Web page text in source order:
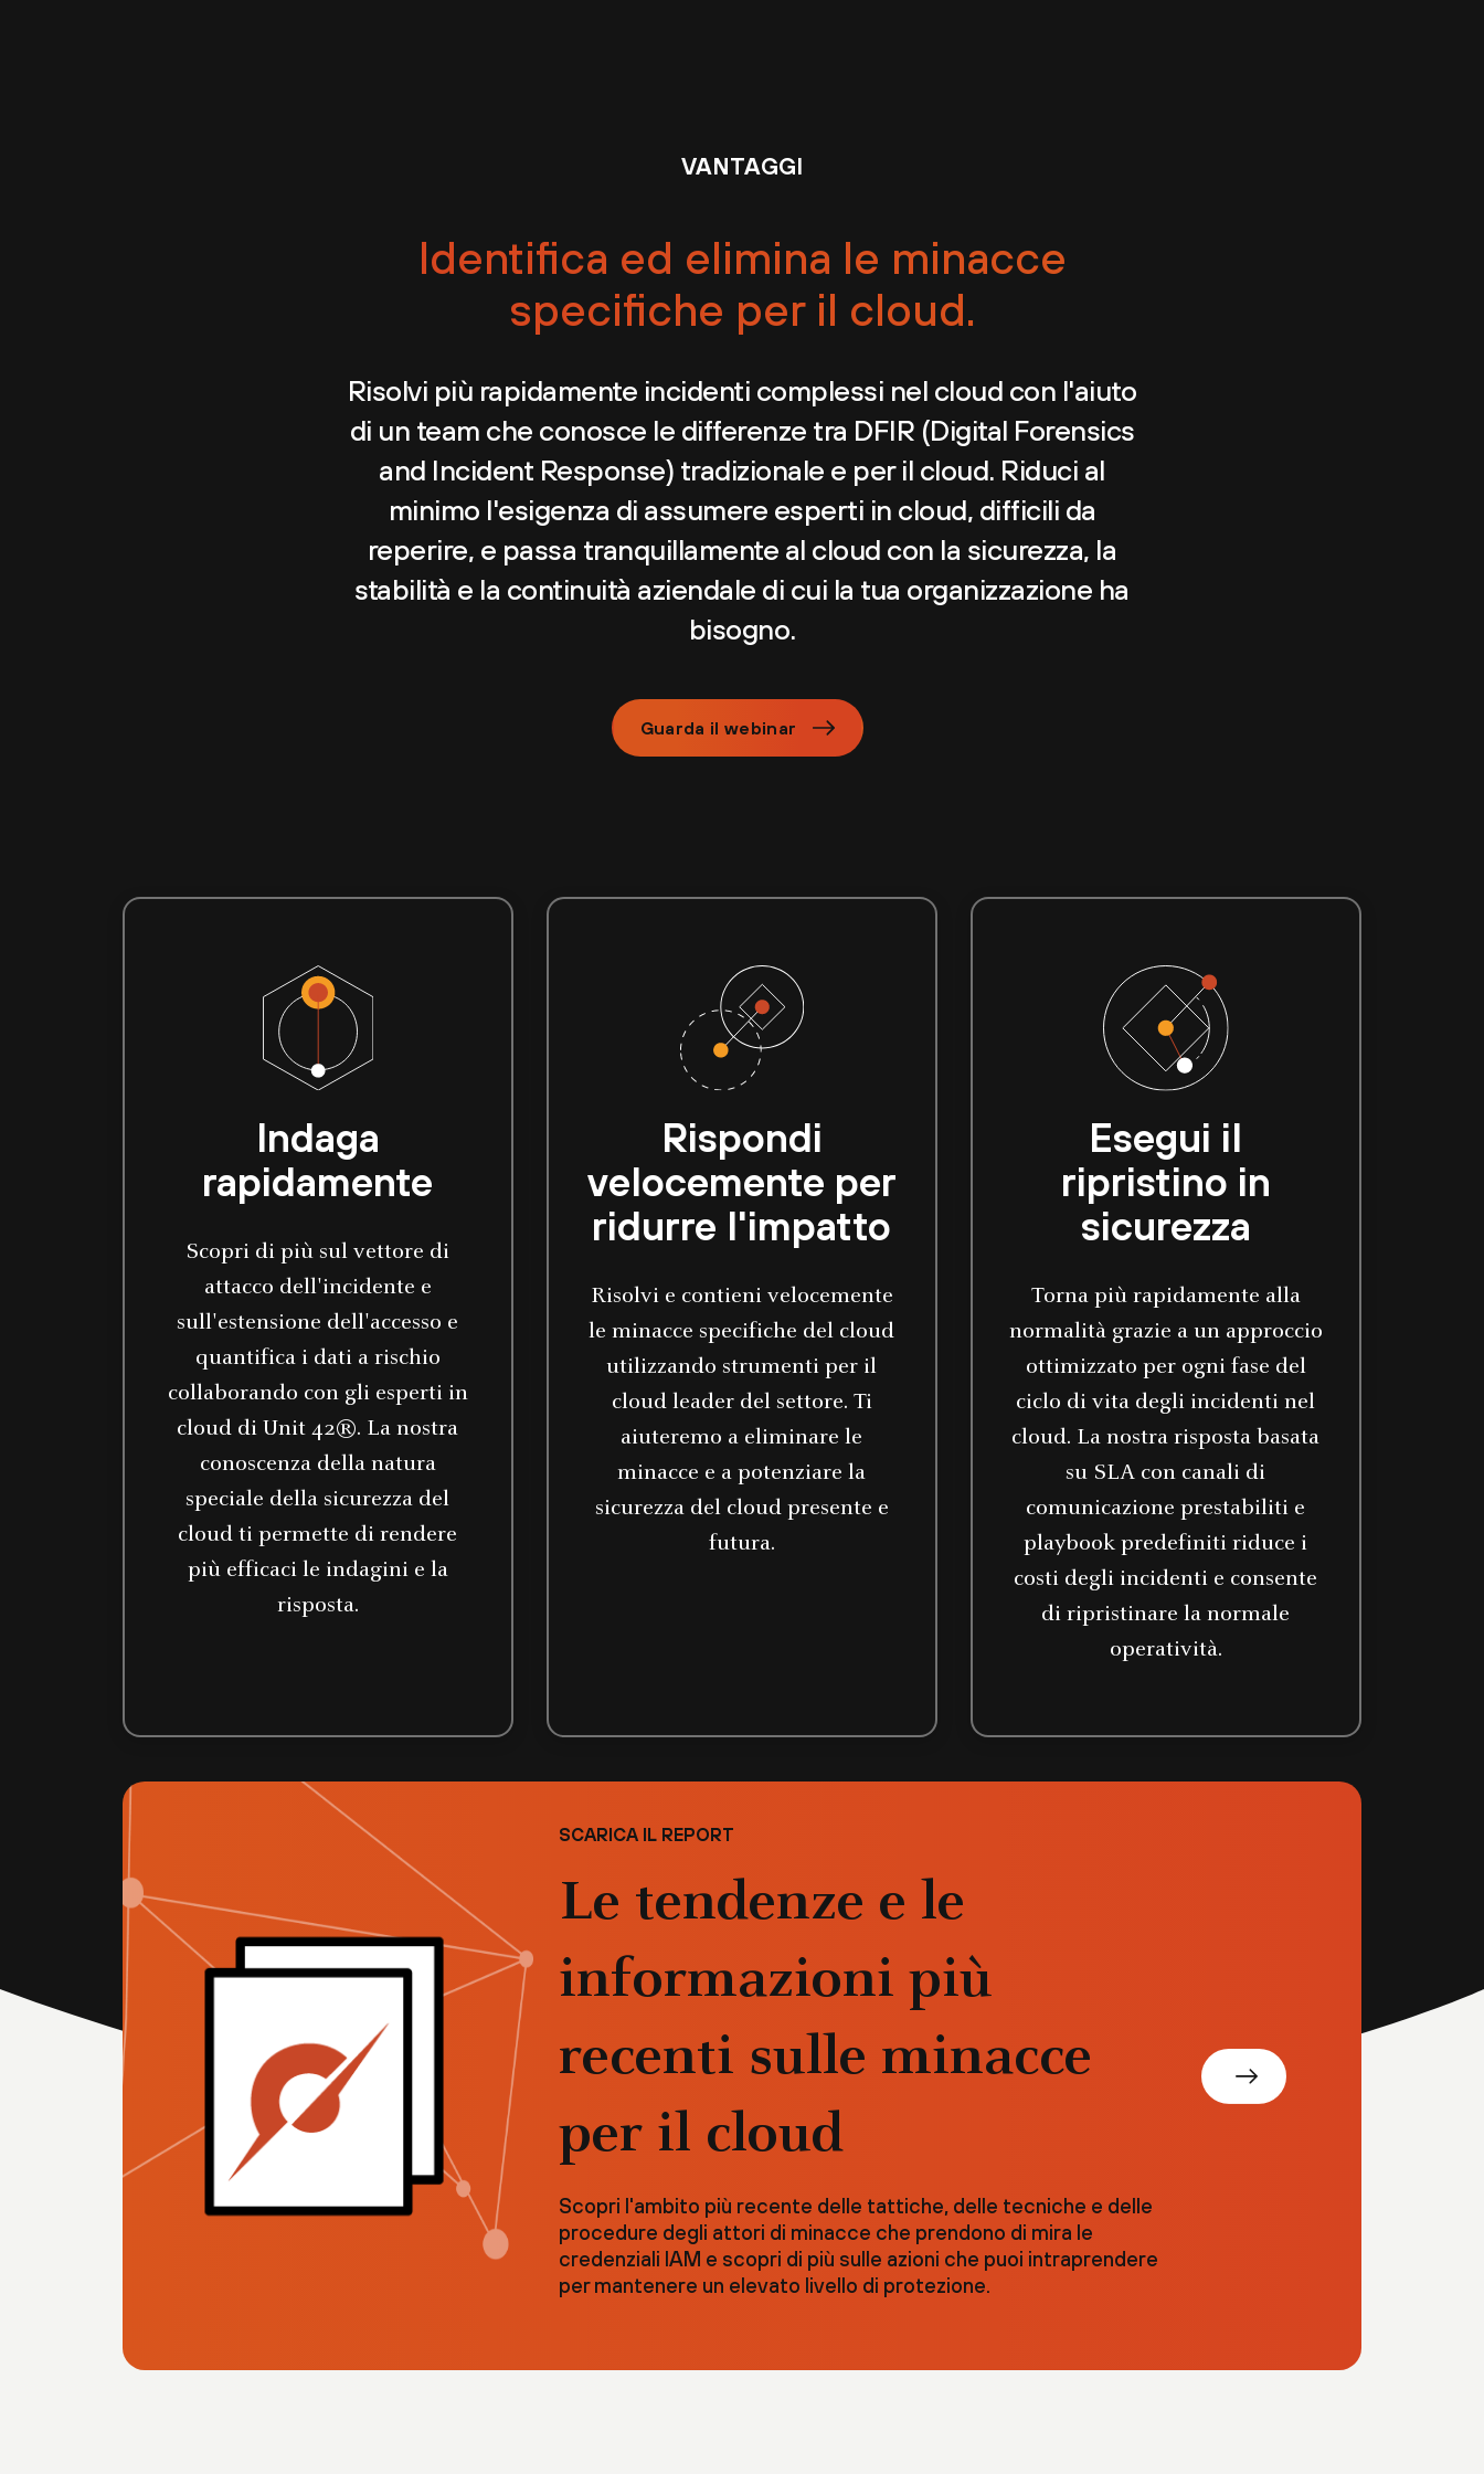
VANTAGGI
Identifica ed elimina le minacce
specifiche per il cloud.
Risolvi più rapidamente incidenti complessi nel cloud con l'aiuto
di un team che conosce le differenze tra DFIR (Digital Forensics
and Incident Response) tradizionale e per il cloud. Riduci al
minimo l'esigenza di assumere esperti in cloud, difficili da
reperire, e passa tranquillamente al cloud con la sicurezza, la
stabilità e la continuità aziendale di cui la tua organizzazione ha
bisogno.
Guarda il webinar
Indaga
rapidamente
Scopri di più sul vettore di
attacco dell'incidente e
sull'estensione dell'accesso e
quantifica i dati a rischio
collaborando con gli esperti in
cloud di Unit 42®. La nostra
conoscenza della natura
speciale della sicurezza del
cloud ti permette di rendere
più efficaci le indagini e la
risposta.
Rispondi
velocemente per
ridurre l'impatto
Risolvi e contieni velocemente
le minacce specifiche del cloud
utilizzando strumenti per il
cloud leader del settore. Ti
aiuteremo a eliminare le
minacce e a potenziare la
sicurezza del cloud presente e
futura.
Esegui il
ripristino in
sicurezza
Torna più rapidamente alla
normalità grazie a un approccio
ottimizzato per ogni fase del
ciclo di vita degli incidenti nel
cloud. La nostra risposta basata
su SLA con canali di
comunicazione prestabiliti e
playbook predefiniti riduce i
costi degli incidenti e consente
di ripristinare la normale
operatività.
SCARICA IL REPORT
Le tendenze e le
informazioni più
recenti sulle minacce
per il cloud
Scopri l'ambito più recente delle tattiche, delle tecniche e delle
procedure degli attori di minacce che prendono di mira le
credenziali IAM e scopri di più sulle azioni che puoi intraprendere
per mantenere un elevato livello di protezione.